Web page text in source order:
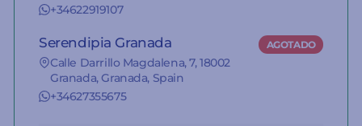
+34622919107
Serendipia Granada
Calle Darrillo Magdalena, 7, 18002
Granada, Granada, Spain
+34627355675
AGOTADO